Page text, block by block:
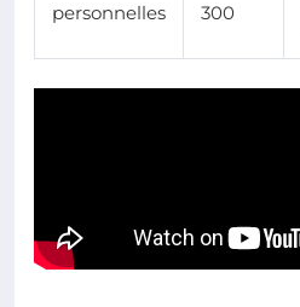
personnelles
300